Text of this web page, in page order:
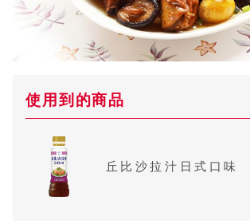
使用到的商品
丘比沙拉汁日式口味